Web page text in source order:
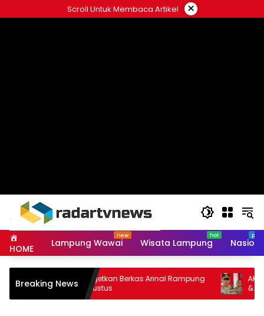
to
Scroll Untuk Membaca Artikel ×
HOME Lampung Wawai Wisata Lampung
Breaking News
Kejati Targetkan Berkas Arinal Rampung
Bulan Agustus
AKBP
& Curas